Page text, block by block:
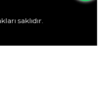
saklıdır.